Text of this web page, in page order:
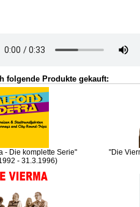
folgende Produkte gekauft:
- Die komplette Serie"
- 31.3.1996)
"Die